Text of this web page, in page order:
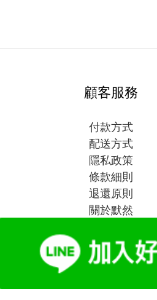
顧客服務
付款方式
配送方式
隱私政策
條款細則
退還原則
關於默然